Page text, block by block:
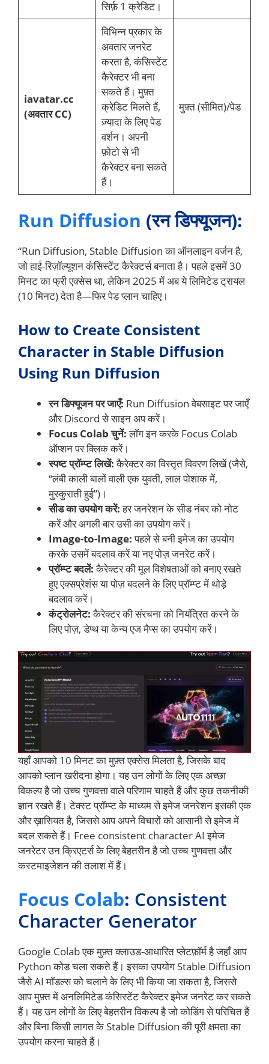
सिर्फ़ 1 क्रेडिट।
iavatar.cc
(अवतार CC)
विभिन्न प्रकार के
अवतार जनरेट
करता है, कंसिस्टेंट
कैरेक्टर भी बना
सकते हैं। मुफ़्त
क्रेडिट मिलते हैं,
ज़्यादा के लिए पेड
वर्शन। अपनी
फ़ोटो से भी
कैरेक्टर बना सकते
हैं।
मुफ़्त (सीमित)/पेड
Run Diffusion (रन डिफ्यूजन):
“Run Diffusion, Stable Diffusion का ऑनलाइन वर्जन है,
जो हाई-रिज़ॉल्यूशन कंसिस्टेंट कैरेक्टर्स बनाता है। पहले इसमें 30
मिनट का फ्री एक्सेस था, लेकिन 2025 में अब ये लिमिटेड ट्रायल
(10 मिनट) देता है—फिर पेड प्लान चाहिए।
How to Create Consistent
Character in Stable Diffusion
Using Run Diffusion
रन डिफ्यूजन पर जाएँ: Run Diffusion वेबसाइट पर जाएँ
और Discord से साइन अप करें।
Focus Colab चुनें:लॉग इन करके Focus Colab
ऑप्शन पर क्लिक करें।
स्पष्ट प्रॉम्प्ट लिखें:कैरेक्टर का विस्तृत विवरण लिखें (जैसे,
“लंबी काली बालों वाली एक युवती, लाल पोशाक में,
मुस्कुराती हुई”)।
सीड का उपयोग करें:हर जनरेशन के सीड नंबर को नोट
करें और अगली बार उसी का उपयोग करें।
Image-to-Image:पहले से बनी इमेज का उपयोग
करके उसमें बदलाव करें या नए पोज़ जनरेट करें।
प्रॉम्प्ट बदलें:कैरेक्टर की मूल विशेषताओं को बनाए रखते
हुए एक्सप्रेशंस या पोज़ बदलने के लिए प्रॉम्प्ट में थोड़े
बदलाव करें।
कंट्रोलनेट:कैरेक्टर की संरचना को नियंत्रित करने के
लिए पोज़, डेप्थ या केन्य एज मैप्स का उपयोग करें।
यहाँ आपको 10 मिनट का मुफ़्त एक्सेस मिलता है, जिसके बाद
आपको प्लान खरीदना होगा। यह उन लोगों के लिए एक अच्छा
विकल्प है जो उच्च गुणवत्ता वाले परिणाम चाहते हैं और कुछ तकनीकी
ज्ञान रखते हैं। टेक्स्ट प्रॉम्प्ट के माध्यम से इमेज जनरेशन इसकी एक
और ख़ासियत है, जिससे आप अपने विचारों को आसानी से इमेज में
बदल सकते हैं। Free consistent character AI इमेज
जनरेटर उन क्रिएटर्स के लिए बेहतरीन है जो उच्च गुणवत्ता और
कस्टमाइजेशन की तलाश में हैं।
Focus Colab: Consistent
Character Generator
Google Colab एक मुफ़्त क्लाउड-आधारित प्लेटफ़ॉर्म है जहाँ आप
Python कोड चला सकते हैं। इसका उपयोग Stable Diffusion
जैसे AI मॉडल्स को चलाने के लिए भी किया जा सकता है, जिससे
आप मुफ़्त में अनलिमिटेड कंसिस्टेंट कैरेक्टर इमेज जनरेट कर सकते
हैं। यह उन लोगों के लिए बेहतरीन विकल्प है जो कोडिंग से परिचित हैं
और बिना किसी लागत के Stable Diffusion की पूरी क्षमता का
उपयोग करना चाहते हैं।